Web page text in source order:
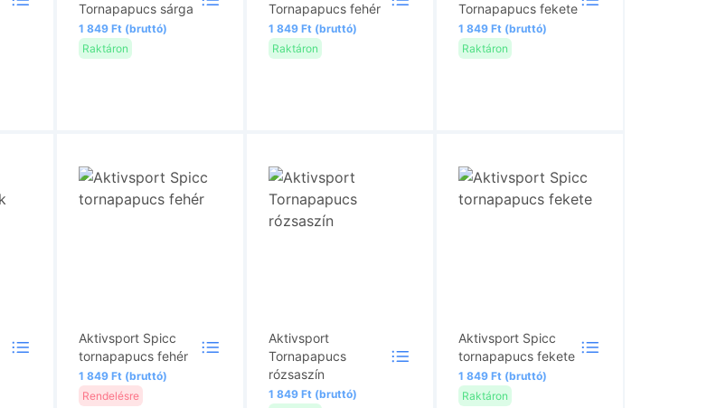
Tornapapucs sárga
1 849 Ft (bruttó)
Raktáron
Tornapapucs fehér
1 849 Ft (bruttó)
Raktáron
Tornapapucs fekete
1 849 Ft (bruttó)
Raktáron
Aktivsport Spicc
tornapapucs fehér
1 849 Ft (bruttó)
Rendelésre
Aktivsport
Tornapapucs
rózsaszín
1 849 Ft (bruttó)
Aktivsport Spicc
tornapapucs fekete
1 849 Ft (bruttó)
Raktáron